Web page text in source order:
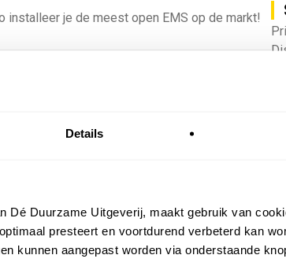
Details
Dé Duurzame Uitgeverij, maakt gebruik van
presteert en voortdurend verbeterd kan
kunnen aangepast worden via onderstaande
installeer je de meest open EMS op de markt!
hoe netbeheerders proberen
Tour